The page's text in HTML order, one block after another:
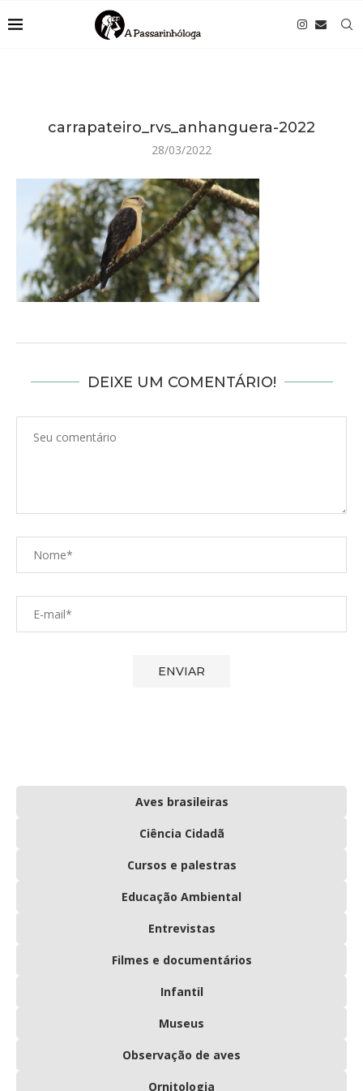
carrapateiro_rvs_anhanguera-2022
28/03/2022
DEIXE UM COMENTÁRIO!
Aves brasileiras
Ciência Cidadã
Cursos e palestras
Educação Ambiental
Entrevistas
Filmes e documentários
Infantil
Museus
Observação de aves
Ornitologia